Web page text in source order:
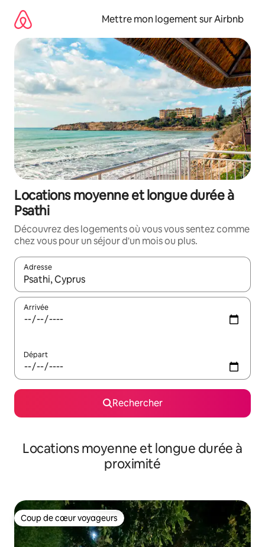
directement
contenu
Mettre mon logement sur Airbnb
Locations moyenne et longue durée à
Psathi
Découvrez des logements où vous vous sentez comme
chez vous pour un séjour d'un mois ou plus.
Adresse
Lorsque les résultats s'affichent, utilisez les flèches vers le
Arrivée
Départ
Rechercher
Locations moyenne et longue durée à
proximité
Coup de cœur voyageurs
Coup de cœur voyageurs